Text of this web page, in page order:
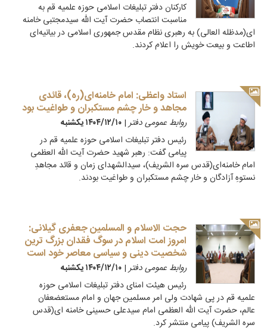
کارکنان دفتر تبلیغات اسلامی حوزه‌ علمیه قم به
مناسبت انتصاب حضرت آیت الله سیدمجتبی خامنه
ای(مدظله العالی) به رهبری نظام مقدس جمهوری اسلامی در بیانیه‌ای
اطاعت و بیعت خویش را اعلام کردند.
استاد واعظی: امام خامنه‌ای(ره)، قائدی
مجاهد و خار چشم مستکبران و طواغیت بود
روابط عمومی دفتر| ۱۴۰۴/۱۲/۱۰ يكشنبه
رئیس دفتر تبلیغات اسلامی حوزه علمیه قم در
پیامی گفت: رهبر شهید حضرت آیت الله العظمی
امام خامنه‌ای(قدس سره الشریف)، سیدالشهدای زمان و قائد مجاهدِ
نستوهِ آزادگان و خار چشم مستکبران و طواغیت بودند.
حجت الاسلام و المسلمین جعفری گیلانی:
امروز امت اسلام در سوگ فقدان بزرگ ترین
شخصیت دینی و سیاسی معاصر خود است
روابط عمومی دفتر| ۱۴۰۴/۱۲/۱۰ يكشنبه
رئیس هیئت امنای دفتر تبلیغات اسلامی حوزه
علمیه قم در پی شهادت ولی امر مسلمین جهان و امام مستعضعفان
عالم، حضرت آیت الله العظمی امام سیدعلی حسینی خامنه ای(قدس
سره الشریف) پیامی منتشر کرد.